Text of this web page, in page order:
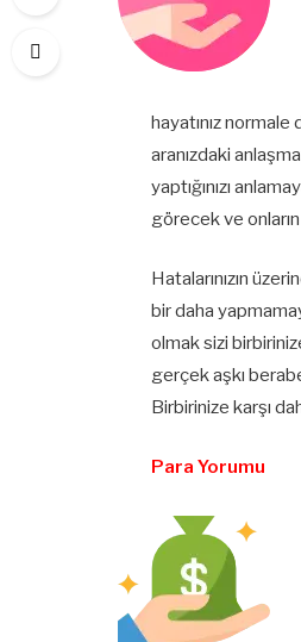
hayatınız
aranızdaki
yaptığınızı
görecek ve
Hatalarınızın
bir daha
olmak sizi
gerçek aşkı
Birbirinize karşı
Para Yorumu